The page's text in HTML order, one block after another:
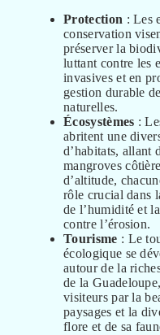
Protection : Les
conservation
préserver la
luttant contre les
invasives et en
gestion durable
naturelles.
Écosystèmes :
abritent une
d’habitats, allant
mangroves
d’altitude,
rôle crucial dans
de l’humidité et
contre l’érosion.
Tourisme : Le
écologique se
autour de la
de la
visiteurs par la
paysages et la
flore et de sa